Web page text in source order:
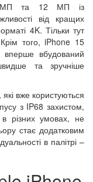
МП та 12 МП із
від кращих
4K. Тільки тут
того, iPhone 15
вперше вбудований
та зручніше
вже користуються
з IP68 захистом,
різних умовах, не
стає додатковим
в палітрі –